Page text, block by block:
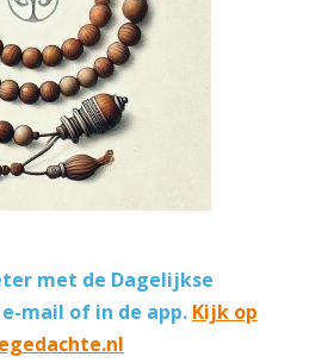
met de Dagelijkse
mail of in de app. Kijk op